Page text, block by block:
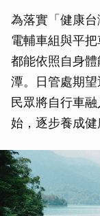
為落實「健康
電輔車組與平
都能依照自身
潭。日管處期
民眾將自行車
始，逐步養成健